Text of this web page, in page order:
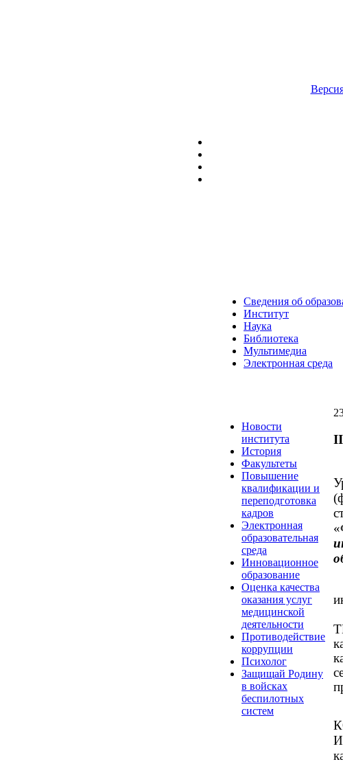
Сведения об
Институт
Наука
Библиотека
Мультимедиа
Электронная среда
Новости
института
История
Факультеты
Повышение
квалификации и
переподготовка
кадров
Электронная
образовательная
среда
Инновационное
образование
Оценка качества
оказания услуг
медицинской
деятельности
Противодействие
коррупции
Психолог
Защищай Родину
в войсках
беспилотных
систем
«